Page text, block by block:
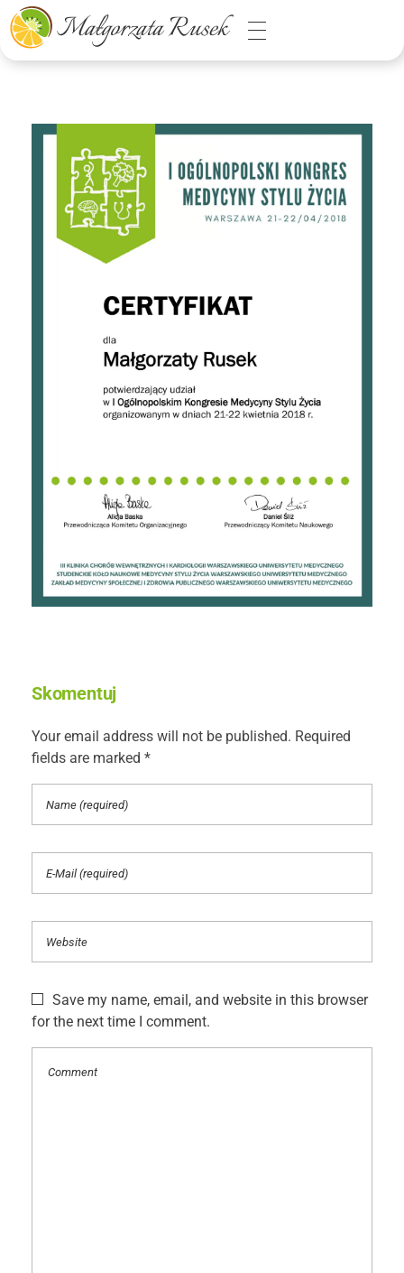
Małgorzata Rusek - dietetyk z pasją
Dietetyka kliniczna & Psychodietetyka
Skomentuj
Your email address will not be published. Required
fields are marked *
Save my name, email, and website in this browser
for the next time I comment.